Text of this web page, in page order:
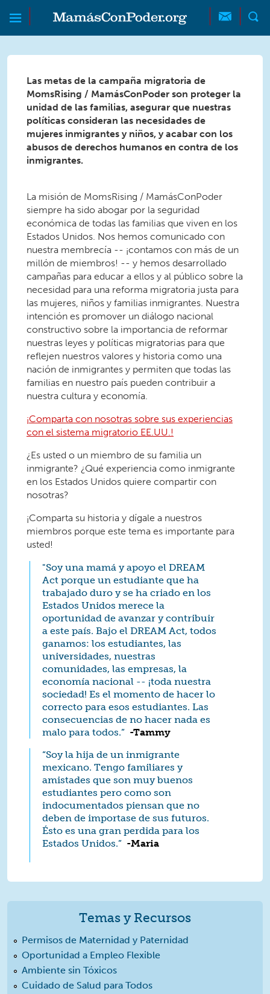
Skip to main content
Skip to main content
MamásConPoder
Las metas de la campaña migratoria de
MomsRising / MamásConPoder son proteger la
unidad de las familias, asegurar que nuestras
políticas consideran las necesidades de
mujeres inmigrantes y niños, y acabar con los
abusos de derechos humanos en contra de los
inmigrantes.
La misión de MomsRising / MamásConPoder
siempre ha sido abogar por la seguridad
económica de todas las familias que viven en los
Estados Unidos. Nos hemos comunicado con
nuestra membrecía -- ¡contamos con más de un
millón de miembros! -- y hemos desarrollado
campañas para educar a ellos y al público sobre la
necesidad para una reforma migratoria justa para
las mujeres, niños y familias inmigrantes. Nuestra
intención es promover un diálogo nacional
constructivo sobre la importancia de reformar
nuestras leyes y políticas migratorias para que
reflejen nuestros valores y historia como una
nación de inmigrantes y permiten que todas las
familias en nuestro país pueden contribuir a
nuestra cultura y economía.
¡Comparta con nosotras sobre sus experiencias
con el sistema migratorio EE.UU.!
¿Es usted o un miembro de su familia un
inmigrante? ¿Qué experiencia como inmigrante
en los Estados Unidos quiere compartir con
nosotras?
¡Comparta su historia y dígale a nuestros
miembros porque este tema es importante para
usted!
"Soy una mamá y apoyo el DREAM
Act porque un estudiante que ha
trabajado duro y se ha criado en los
Estados Unidos merece la
oportunidad de avanzar y contribuir
a este país. Bajo el DREAM Act, todos
ganamos: los estudiantes, las
universidades, nuestras
comunidades, las empresas, la
economía nacional -- ¡toda nuestra
sociedad! Es el momento de hacer lo
correcto para esos estudiantes. Las
consecuencias de no hacer nada es
malo para todos.” -Tammy
“Soy la hija de un inmigrante
mexicano. Tengo familiares y
amistades que son muy buenos
estudiantes pero como son
indocumentados piensan que no
deben de importase de sus futuros.
Ésto es una gran perdida para los
Estados Unidos.” -Maria
Temas y Recursos
Permisos de Maternidad y Paternidad
Oportunidad a Empleo Flexible
Ambiente sin Tóxicos
Cuidado de Salud para Todos